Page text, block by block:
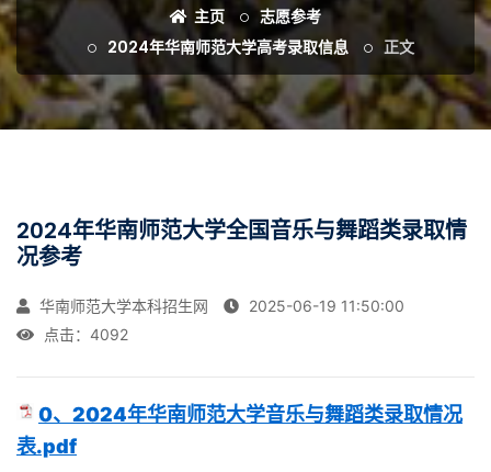
主页
志愿参考
2024年华南师范大学高考录取信息
正文
2024年华南师范大学全国音乐与舞蹈类录取情
况参考
华南师范大学本科招生网
2025-06-19 11:50:00
点击： 4092
0、2024年华南师范大学音乐与舞蹈类录取情况
表.pdf